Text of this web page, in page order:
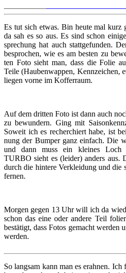
Es tut sich etwas. Bin heute mal kurz
da sah es so aus. Es sind schon
spre­chung hat auch statt­ge­fun­den.
be­spro­chen, wie es am bes­ten zu
ten Foto sieht man, dass die Folie
Teile (Hau­ben­wap­pen, Kenn­zei­chen,
lie­gen vorne im Kof­fer­raum.
Auf dem drit­ten Foto ist dann auch
zu be­wun­dern. Ging mit
So­weit ich es re­cher­chiert habe, ist
nung der Bum­per ganz ein­fach. Die
und dann muss ein klei­nes Loch
TURBO sieht es (lei­der) an­ders aus.
durch die hin­te­re Ver­klei­dung und die
fer­nen.
Mor­gen gegen 13 Uhr will ich da
schon das eine oder an­de­re Teil
be­stä­tigt, dass Fotos ge­macht wer­den
wer­den.
So lang­sam kann man es er­ah­nen.